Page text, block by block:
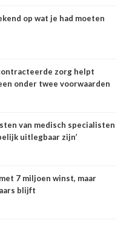
op wat je had moeten
zorg helpt
onder twee voorwaarden
van medisch specialisten
uitlegbaar zijn’
7 miljoen winst, maar
blijft